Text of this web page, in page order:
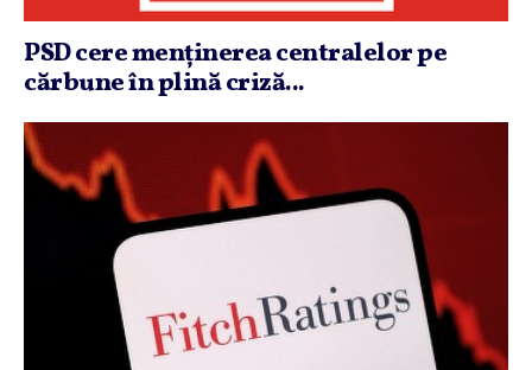
PSD cere menţinerea centralelor pe
cărbune în plină criză...